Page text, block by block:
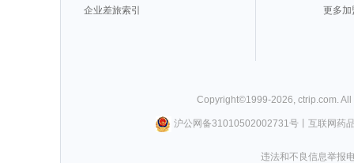
企业差旅索引
更多加
Copyright©1999-2026 ctrip.com .
沪公网备31010502002731号丨 互联网药
违法和不良信息举报